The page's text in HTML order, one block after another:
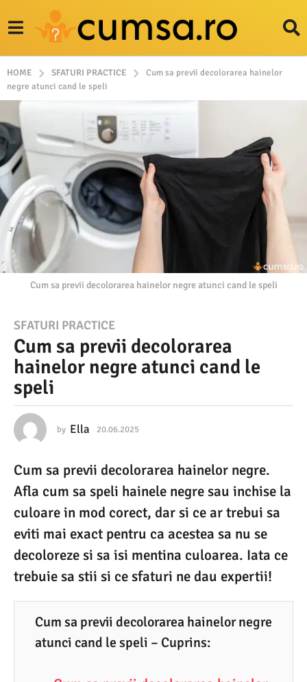
HOME SFATURI PRACTICE
Cum sa previi decolorarea hainelor
negre atunci cand le speli
Cum sa previi decolorarea hainelor negre atunci cand le speli
2
0
.
0
.
0
2
5
2
0
.
0
SFATURI PRACTICE
Cum sa previi decolorarea
hainelor negre atunci cand le
speli
by Ella 20.06.2025
0
.
2
0
2
Cum sa previi decolorarea hainelor negre.
Afla cum sa speli hainele negre sau inchise la
culoare in mod corect, dar si ce ar trebui sa
eviti mai exact pentru ca acestea sa nu se
decoloreze si sa isi mentina culoarea. Iata ce
trebuie sa stii si ce sfaturi ne dau expertii!
Cum sa previi decolorarea hainelor negre
atunci cand le speli – Cuprins: